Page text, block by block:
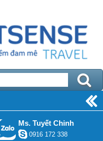
Ms. Tuyết Chinh
0916 172 338